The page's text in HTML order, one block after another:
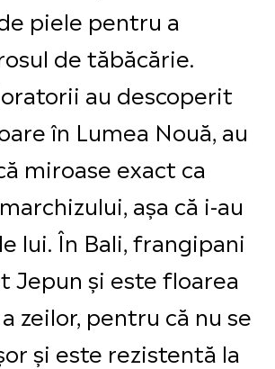
piele pentru a
de tăbăcărie.
au descoperit
în Lumea Nouă, au
miroase exact ca
așa că i-au
lui. În Bali, frangipani
Jepun și este floarea
zeilor, pentru că nu se
și este rezistentă la